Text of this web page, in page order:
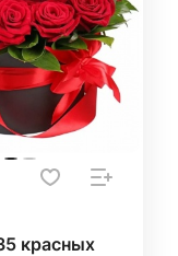
красных